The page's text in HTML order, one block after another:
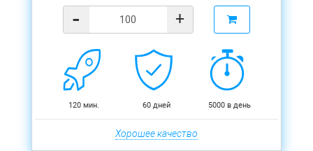
- +
120 мин. 60 дней 5000 в день
Хорошее качество